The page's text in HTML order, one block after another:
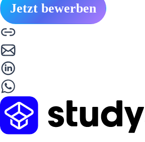
Jetzt bewerben